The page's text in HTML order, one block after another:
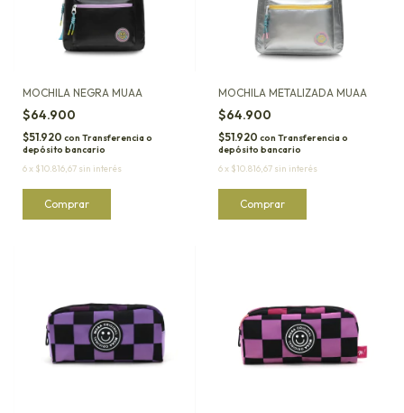
MOCHILA NEGRA MUAA
$64.900
$51.920 con Transferencia o
depósito bancario
6x $10.816,67 sin interés
MOCHILA METALIZADA MUAA
$64.900
$51.920 con Transferencia o
depósito bancario
6x $10.816,67 sin interés